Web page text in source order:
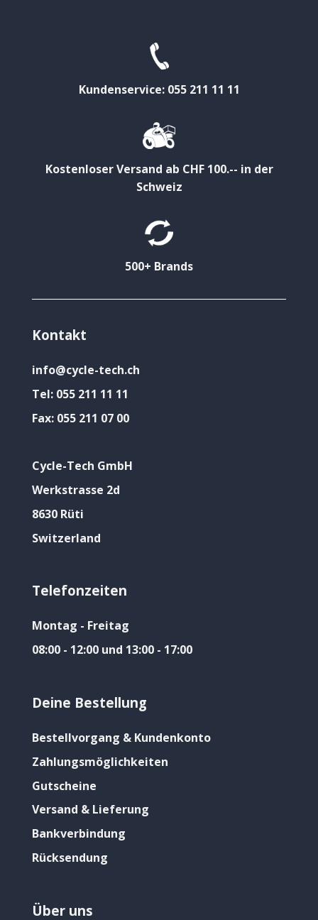
Kundenservice: 055 211 11 11
Kostenloser Versand ab CHF 100.-- in der
Schweiz
500+ Brands
Kontakt
info@cycle-tech.ch
Tel: 055 211 11 11
Fax: 055 211 07 00
Cycle-Tech GmbH
Werkstrasse 2d
8630 Rüti
Switzerland
Telefonzeiten
Montag - Freitag
08:00 - 12:00 und 13:00 - 17:00
Deine Bestellung
Bestellvorgang & Kundenkonto
Zahlungsmöglichkeiten
Gutscheine
Versand & Lieferung
Bankverbindung
Rücksendung
Über uns